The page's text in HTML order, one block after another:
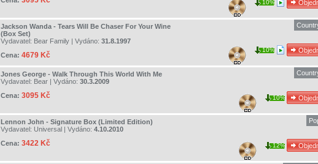
10%
Jackson Wanda - Tears Will Be Chaser For Your Wine
(Box Set)
Vydavatel: Bear Family | Vydáno: 31.8.1997
Cena: 4679 Kč
10%
Jones George - Walk Through This World With Me
Vydavatel: Bear | Vydáno: 30.3.2009
Cena: 3095 Kč 10%
Lennon John - Signature Box (Limited Edition)
Vydavatel: Universal | Vydáno: 4.10.2010
Cena: 3422 Kč 12%